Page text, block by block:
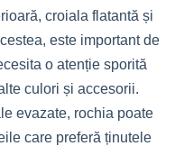
croiala flatantă și
este important de
o atenție sporită
culori și accesorii.
evazate, rochia poate
care preferă ținutele